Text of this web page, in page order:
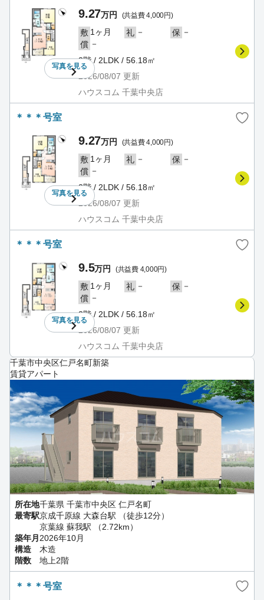
写真を見る
9.27万円 (共益費 4,000円)
敷 1ヶ月 礼 － 保 －
償 －
2階 / 2LDK / 56.18㎡
2026/08/07 更新
ハウスコム 千葉中央店
＊＊＊号室
写真を見る
9.27万円 (共益費 4,000円)
敷 1ヶ月 礼 － 保 －
償 －
2階 / 2LDK / 56.18㎡
2026/08/07 更新
ハウスコム 千葉中央店
＊＊＊号室
写真を見る
9.5万円 (共益費 4,000円)
敷 1ヶ月 礼 － 保 －
償 －
2階 / 2LDK / 56.18㎡
2026/08/07 更新
ハウスコム 千葉中央店
千葉市中央区仁戸名町新築
賃貸アパート
所在地千葉県 千葉市中央区 仁戸名町
最寄駅京成千原線 大森台駅 （徒歩12分）
京葉線 蘇我駅 （2.72km）
築年月 2026年10月
構造
木造
階数
地上2階
＊＊＊号室